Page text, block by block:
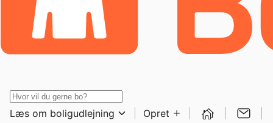
Læs om boligudlejning Opret